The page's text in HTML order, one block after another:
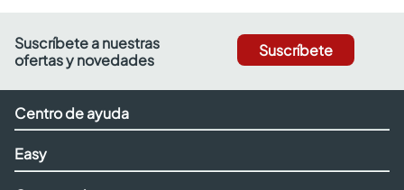
Suscríbete a nuestras
ofertas y novedades
Suscríbete
Centro de ayuda
Easy